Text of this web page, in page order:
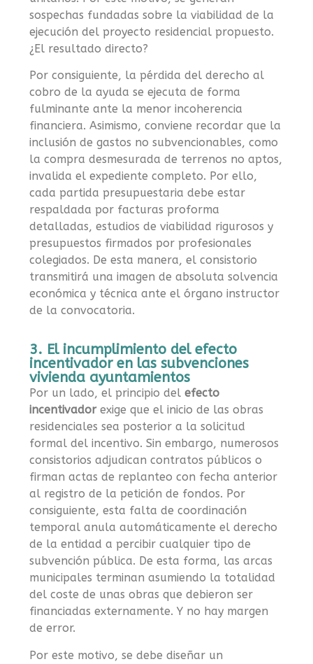
sospechas fundadas sobre la viabilidad de la
ejecución del proyecto residencial propuesto.
¿El resultado directo?
Por consiguiente, la pérdida del derecho al
cobro de la ayuda se ejecuta de forma
fulminante ante la menor incoherencia
financiera. Asimismo, conviene recordar que la
inclusión de gastos no subvencionables, como
la compra desmesurada de terrenos no aptos,
invalida el expediente completo. Por ello,
cada partida presupuestaria debe estar
respaldada por facturas proforma
detalladas, estudios de viabilidad rigurosos y
presupuestos firmados por profesionales
colegiados. De esta manera, el consistorio
transmitirá una imagen de absoluta solvencia
económica y técnica ante el órgano instructor
de la convocatoria.
3. El incumplimiento del efecto
incentivador en las subvenciones
vivienda ayuntamientos
Por un lado, el principio delefecto
incentivadorexige que el inicio de las obras
residenciales sea posterior a la solicitud
formal del incentivo. Sin embargo, numerosos
consistorios adjudican contratos públicos o
firman actas de replanteo con fecha anterior
al registro de la petición de fondos. Por
consiguiente, esta falta de coordinación
temporal anula automáticamente el derecho
de la entidad a percibir cualquier tipo de
subvención pública. De esta forma, las arcas
municipales terminan asumiendo la totalidad
del coste de unas obras que debieron ser
financiadas externamente. Y no hay margen
de error.
Por este motivo, se debe diseñar un